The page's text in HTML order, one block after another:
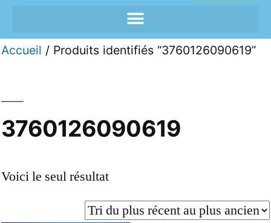
Accueil / Produits identifiés “3760126090619”
3760126090619
Voici le seul résultat